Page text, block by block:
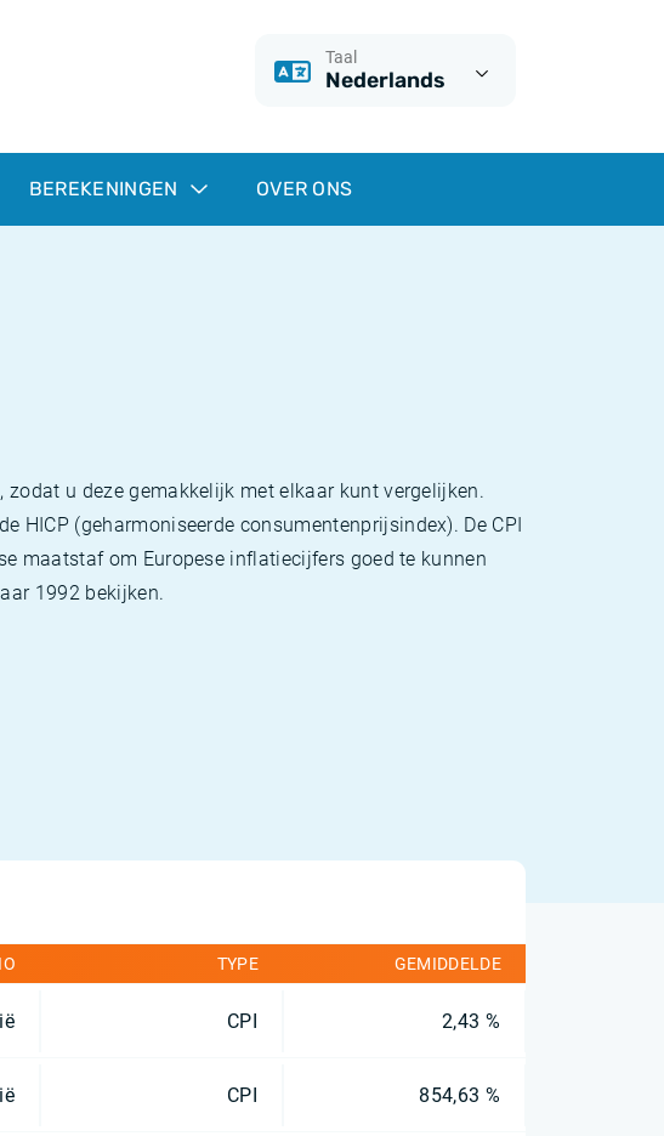
Taal
Nederlands
BEREKENINGEN OVER ONS
u deze gemakkelijk met elkaar kunt vergelijken.
HICP (geharmoniseerde consumentenprijsindex). De CPI
maatstaf om Europese inflatiecijfers goed te kunnen
1992 bekijken.
TYPE GEMIDDELDE
CPI 2,43 %
CPI 854,63 %